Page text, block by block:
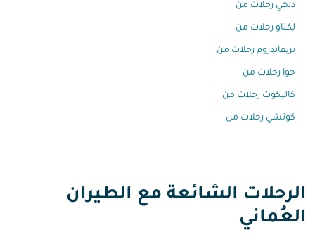
دلهي رحلات من
لكناو رحلات من
تريفاندروم رحلات من
جوا رحلات من
كاليكوت رحلات من
كوتشي رحلات من
الرحلات الشائعة مع الطيران
العُماني